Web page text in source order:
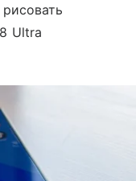
Ultra